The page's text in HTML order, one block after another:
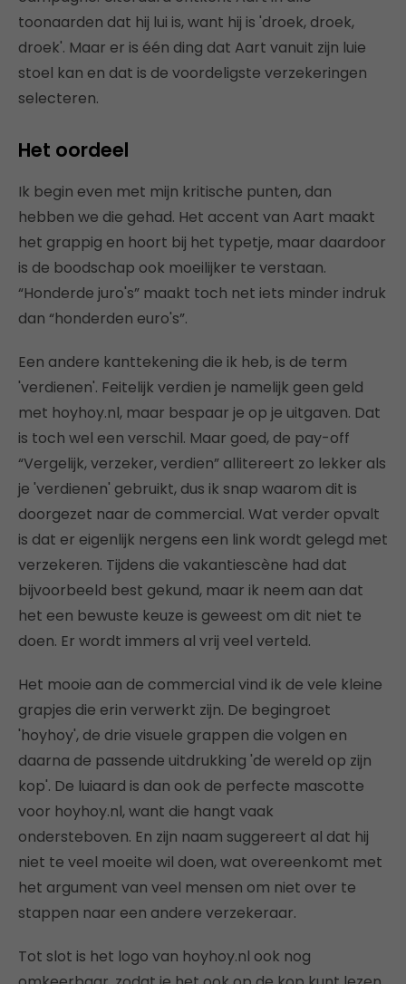
toonaarden dat hij lui is, want hij is 'droek, droek,
droek'. Maar er is één ding dat Aart vanuit zijn luie
stoel kan en dat is de voordeligste verzekeringen
selecteren.
Het oordeel
Ik begin even met mijn kritische punten, dan
hebben we die gehad. Het accent van Aart maakt
het grappig en hoort bij het typetje, maar daardoor
is de boodschap ook moeilijker te verstaan.
“Honderde juro's” maakt toch net iets minder indruk
dan “honderden euro's”.
Een andere kanttekening die ik heb, is de term
'verdienen'. Feitelijk verdien je namelijk geen geld
met hoyhoy.nl, maar bespaar je op je uitgaven. Dat
is toch wel een verschil. Maar goed, de pay-off
“Vergelijk, verzeker, verdien” allitereert zo lekker als
je 'verdienen' gebruikt, dus ik snap waarom dit is
doorgezet naar de commercial. Wat verder opvalt
is dat er eigenlijk nergens een link wordt gelegd met
verzekeren. Tijdens die vakantiescène had dat
bijvoorbeeld best gekund, maar ik neem aan dat
het een bewuste keuze is geweest om dit niet te
doen. Er wordt immers al vrij veel verteld.
Het mooie aan de commercial vind ik de vele kleine
grapjes die erin verwerkt zijn. De begingroet
'hoyhoy', de drie visuele grappen die volgen en
daarna de passende uitdrukking 'de wereld op zijn
kop'. De luiaard is dan ook de perfecte mascotte
voor hoyhoy.nl, want die hangt vaak
ondersteboven. En zijn naam suggereert al dat hij
niet te veel moeite wil doen, wat overeenkomt met
het argument van veel mensen om niet over te
stappen naar een andere verzekeraar.
Tot slot is het logo van hoyhoy.nl ook nog